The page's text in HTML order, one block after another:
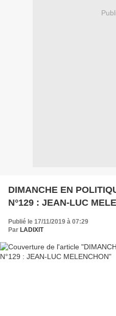
DIMANCHE EN
N°129 : JEAN-LUC
Publié le 17/11/2019 à 07:29
Par LADIXIT